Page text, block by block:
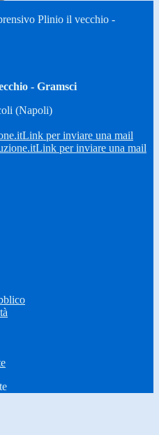
Plinio il vecchio -
- Gramsci
(Napoli)
Link per inviare una mail
Link per inviare una mail